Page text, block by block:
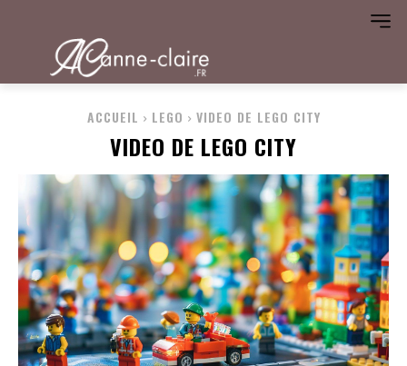
ACCUEIL LEGO VIDEO DE LEGO CITY
VIDEO DE LEGO CITY